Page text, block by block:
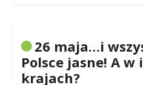
26 maja…i
Polsce jasne! A w
krajach?